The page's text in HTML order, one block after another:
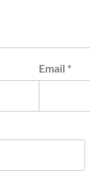
Email *